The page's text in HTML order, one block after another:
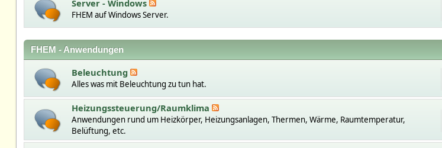
Server - Windows
FHEM auf Windows Server.
FHEM - Anwendungen
Beleuchtung
Alles was mit Beleuchtung zu tun hat.
Heizungssteuerung/Raumklima
Anwendungen rund um Heizkörper, Heizungsanlagen, Thermen, Wärme, Raumtemperatur,
Belüftung, etc.